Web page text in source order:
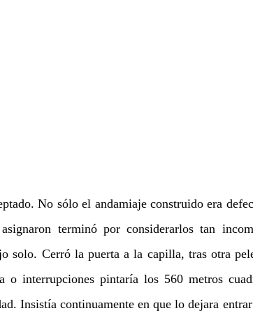
No sólo el andamiaje construido era
terminó por considerarlos tan
solo. Cerró la puerta a la capilla, tras otra
o interrupciones pintaría los 560 metros
Insistía continuamente en que lo dejara